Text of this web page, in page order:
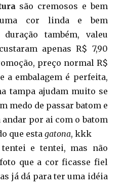
são cremosos e bem
cor linda e bem
também, valeu
apenas R$ 7,90
preço normal R$
a embalagem é perfeita,
tampa ajudam muito se
medo de passar batom e
por ai com o batom
que estagatona, kkk
e tentei, mas não
que a cor ficasse fiel
já dá para ter uma idéia